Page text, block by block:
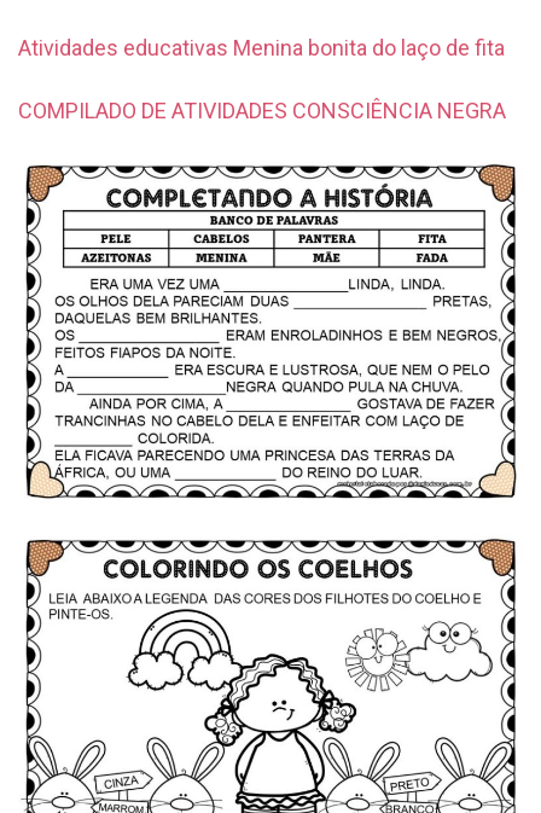
Atividades educativas Menina bonita do laço de fita
COMPILADO DE ATIVIDADES CONSCIÊNCIA NEGRA